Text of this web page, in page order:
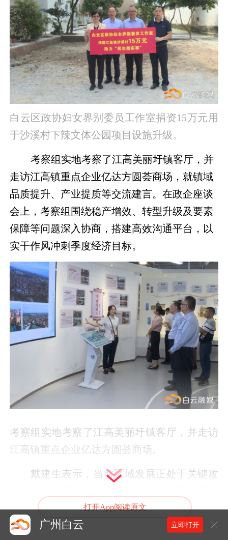
白云区政协妇女界别委员工作室捐资15万元用
于沙溪村下辣文体公园项目设施升级。
考察组实地考察了江高美丽圩镇客厅，并
走访江高镇重点企业亿达方圆荟商场，就镇域
品质提升、产业提质等交流建言。在政企座谈
会上，考察组围绕稳产增效、转型升级及要素
保障等问题深入协商，搭建高效沟通平台，以
实干作风冲刺季度经济目标。
考察组实地考察了江高美丽圩镇客厅，并走访
江高镇重点企业亿达方圆荟商场。
戴建生表示，当前区域发展正处于关键攻
做实做细暖企服务，畅通诉求反馈渠道，对企
业难题立行立解、精准施策。希望政企双向发
打开App阅读原文
广州白云 立即打开